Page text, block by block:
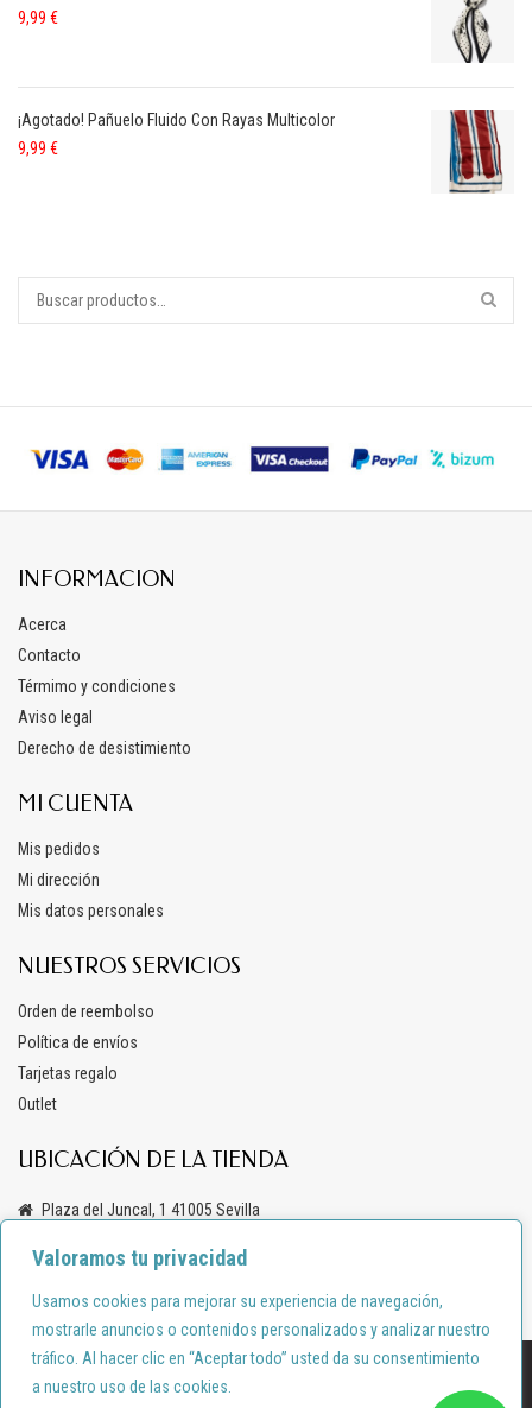
Valoramos tu privacidad
Usamos cookies para mejorar su experiencia de navegación,
mostrarle anuncios o contenidos personalizados y analizar nuestro
tráfico. Al hacer clic en “Aceptar todo” usted da su consentimiento
a nuestro uso de las cookies.
9,99 €
¡Agotado! Pañuelo Fluido Con Rayas Multicolor
9,99 €
INFORMACION
Acerca
Contacto
Térmimo y condiciones
Aviso legal
Derecho de desistimiento
MI CUENTA
Mis pedidos
Mi dirección
Mis datos personales
NUESTROS SERVICIOS
Orden de reembolso
Política de envíos
Tarjetas regalo
Outlet
UBICACIÓN DE LA TIENDA
Plaza del Juncal, 1 41005 Sevilla
shortcode.es